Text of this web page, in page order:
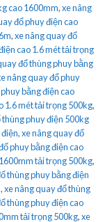
cao 1600mm,xe nâng
đổ phuy điện cao
,xe nâng quay đổ
cao 1.6 mét tải trọng
đổ thùng phuy bằng
nâng quay đổ phuy
bằng điện cao
1.6 mét tải trọng 500kg,
thùng phuy điện 500kg
,xe nâng quay đổ
phuy bằng điện cao
tải trọng 500kg,
thùng phuy bằng điện
,xe nâng quay đổ thùng
thùng phuy điện cao
tải trọng 500kg,xe